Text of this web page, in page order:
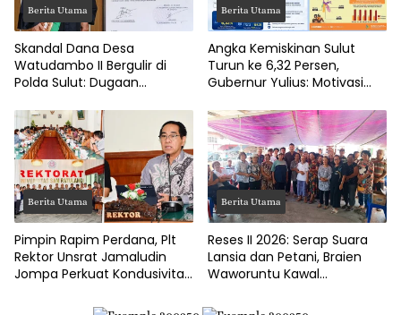
Berita Utama
Skandal Dana Desa
Watudambo II Bergulir di
Polda Sulut: Dugaan
Hingga Jalan Tani Rp214
Juta
Berita Utama
Angka Kemiskinan Sulut
Turun ke 6,32 Persen,
Gubernur Yulius: Motivasi
Berita Utama
Pimpin Rapim Perdana, Plt
Rektor Unsrat Jamaludin
Jompa Perkuat Kondusivitas
Berita Utama
Reses II 2026: Serap Suara
Lansia dan Petani, Braien
Waworuntu Kawal